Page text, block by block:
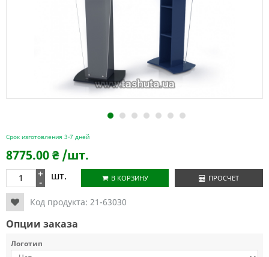
1 2 3 4 5 6 7
Срок изготовления 3-7 дней
8775.00₴ /шт.
+
- шт. В КОРЗИНУ ПРОСЧЕТ
Код продукта: 21-63030
Опции заказа
Логотип